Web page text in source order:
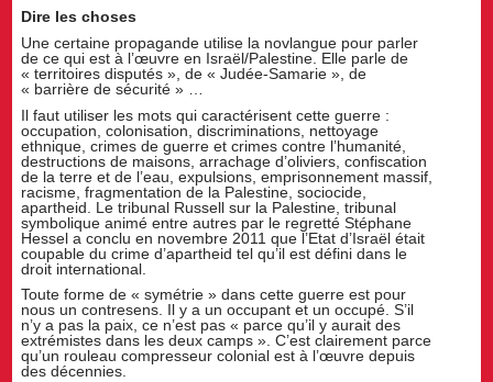
Dire les choses
Une certaine propagande utilise la novlangue pour parler
de ce qui est à l’œuvre en Israël/Palestine. Elle parle de
« territoires disputés », de « Judée-Samarie », de
« barrière de sécurité » …
Il faut utiliser les mots qui caractérisent cette guerre :
occupation, colonisation, discriminations, nettoyage
ethnique, crimes de guerre et crimes contre l’humanité,
destructions de maisons, arrachage d’oliviers, confiscation
de la terre et de l’eau, expulsions, emprisonnement massif,
racisme, fragmentation de la Palestine, sociocide,
apartheid. Le tribunal Russell sur la Palestine, tribunal
symbolique animé entre autres par le regretté Stéphane
Hessel a conclu en novembre 2011 que l’Etat d’Israël était
coupable du crime d’apartheid tel qu’il est défini dans le
droit international.
Toute forme de « symétrie » dans cette guerre est pour
nous un contresens. Il y a un occupant et un occupé. S’il
n’y a pas la paix, ce n’est pas « parce qu’il y aurait des
extrémistes dans les deux camps ». C’est clairement parce
qu’un rouleau compresseur colonial est à l’œuvre depuis
des décennies.